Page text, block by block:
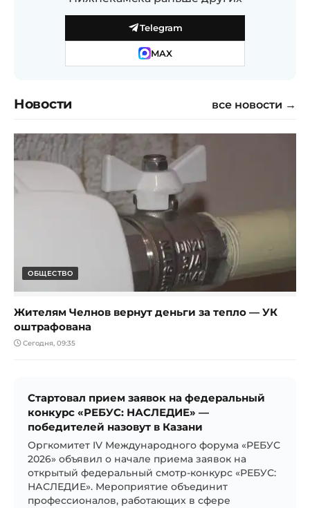
Telegram
MAX
Новости все новости →
ОБЩЕСТВО
Жителям Челнов вернут деньги за тепло — УК
оштрафована
Сегодня, 09:35
Стартовал прием заявок на федеральный
конкурс «РЕБУС: НАСЛЕДИЕ» —
победителей назовут в Казани
Оргкомитет IV Международного форума «РЕБУС
2026» объявил о начале приема заявок на
открытый федеральный смотр-конкурс «РЕБУС:
НАСЛЕДИЕ». Мероприятие объединит
профессионалов, работающих в сфере